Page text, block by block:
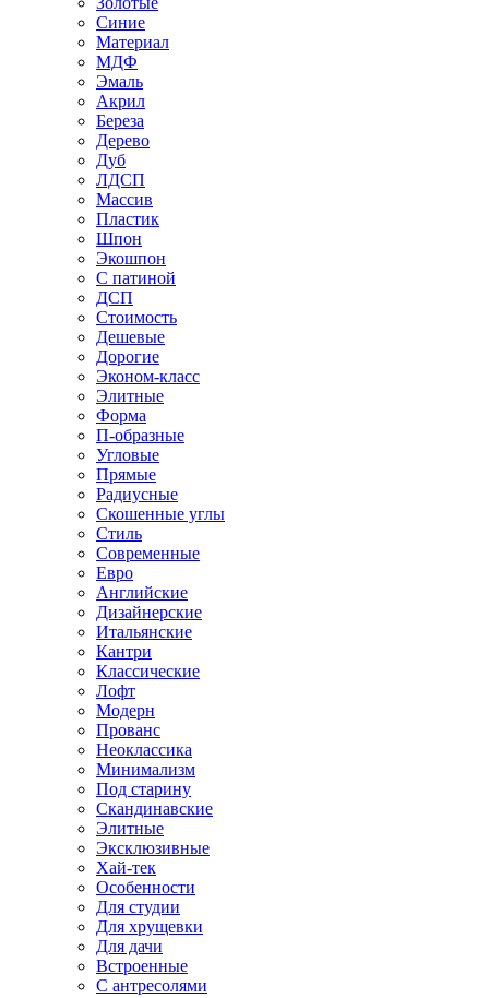
Синие
Материал
МДФ
Эмаль
Акрил
Береза
Дерево
Дуб
ЛДСП
Массив
Пластик
Шпон
Экошпон
С патиной
ДСП
Стоимость
Дешевые
Дорогие
Эконом-класс
Элитные
Форма
П-образные
Угловые
Прямые
Радиусные
Скошенные углы
Стиль
Современные
Евро
Английские
Дизайнерские
Итальянские
Кантри
Классические
Лофт
Модерн
Прованс
Неоклассика
Минимализм
Под старину
Скандинавские
Элитные
Эксклюзивные
Хай-тек
Особенности
Для студии
Для хрущевки
Для дачи
Встроенные
С антресолями